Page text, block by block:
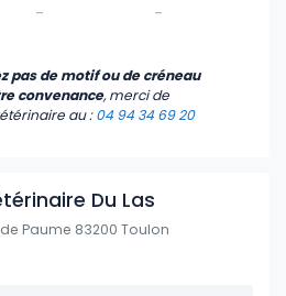
- -
pas de motif ou de créneau
convenance, merci de
au :04 94 34 69 20
Du Las
Paume 83200 Toulon